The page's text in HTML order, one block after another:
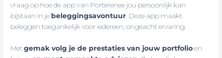
vraag op hoe de app van Porterenee jou persoonlijk kan
bijstaan in je beleggingsavontuur . Deze app maakt
beleggen toegankelijk voor iedereen, ongeacht ervaring.
Metgemak volg je de prestaties van jouw portfolioen